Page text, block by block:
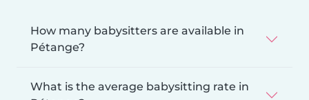
How many babysitters are available in
Pétange?
What is the average babysitting rate in